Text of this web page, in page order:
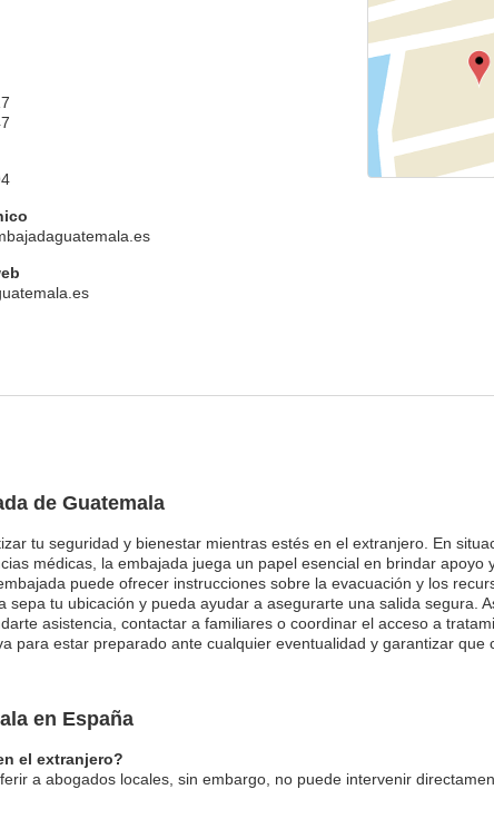
de Guatemala
tu seguridad y bienestar mientras estés en el extranjero. En
médicas, la embajada juega un papel esencial en brindar apoyo
puede ofrecer instrucciones sobre la evacuación y los
tu ubicación y pueda ayudar a asegurarte una salida segura.
asistencia, contactar a familiares o coordinar el acceso a
para estar preparado ante cualquier eventualidad y garantizar que
en España
el extranjero?
a abogados locales, sin embargo, no puede intervenir